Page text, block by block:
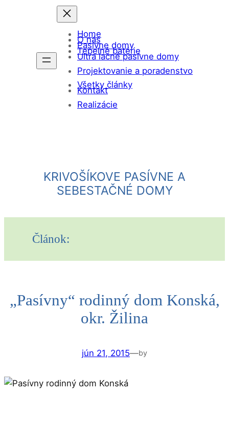
Home
O nás
Pasívne domy
Tepelné batérie
Ultra lacné pasívne domy
Projektovanie a poradenstvo
Všetky články
Kontakt
Realizácie
KRIVOŠÍKOVE PASÍVNE A
SEBESTAČNÉ DOMY
Článok:
„Pasívny“ rodinný dom Konská,
okr. Žilina
jún 21, 2015—by